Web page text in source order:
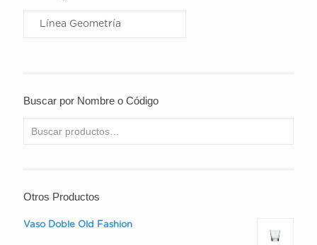
Buscar por Nombre o Código
Otros Productos
Vaso Doble Old Fashion